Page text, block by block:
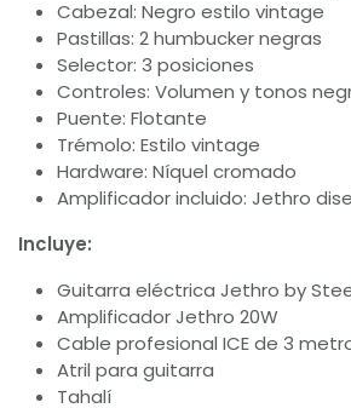
Cabezal: Negro estilo vintage
Pastillas: 2 humbucker negras
Selector: 3 posiciones
Controles: Volumen y tonos
Puente: Flotante
Trémolo: Estilo vintage
Hardware: Níquel cromado
Amplificador incluido: Jethro
Incluye:
Guitarra eléctrica Jethro by
Amplificador Jethro 20W
Cable profesional ICE de 3
Atril para guitarra
Tahalí